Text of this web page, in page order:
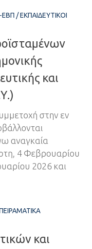
ΕΒΠ /ΕΚΠΑΙΔΕΥΤΙΚΟΊ
και
στην εν
αναγκαία
4 Φεβρουαρίου
2026 και
και